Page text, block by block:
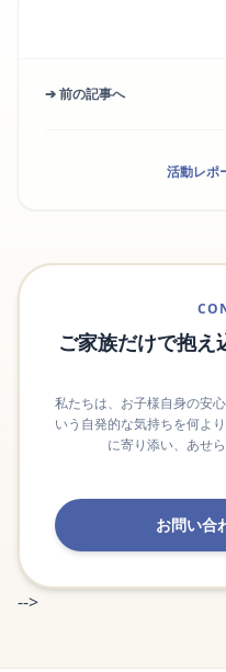
➔ 前の記事へ
活動レポ
ご家族だけで抱え
私たちは、お子様自身の安
いう自発的な気持ちを何よ
に寄り添い、あせ
お問い合
-->